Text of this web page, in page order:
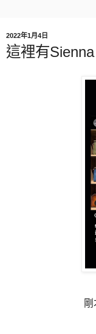
2022年1月4日
這裡有Sienna